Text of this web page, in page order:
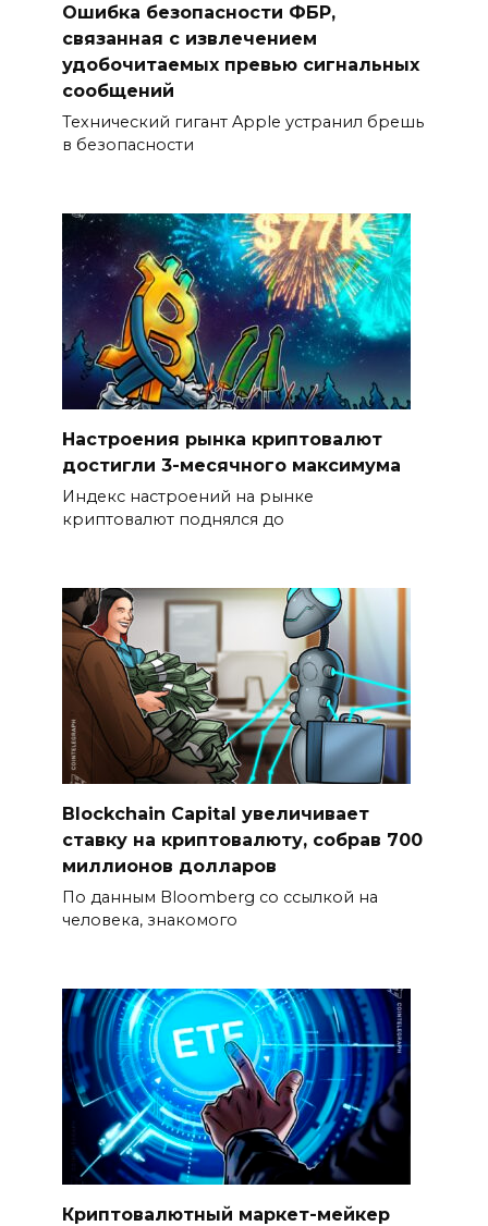
Ошибка безопасности ФБР,
связанная с извлечением
удобочитаемых превью сигнальных
сообщений
Технический гигант Apple устранил брешь
в безопасности
Настроения рынка криптовалют
достигли 3-месячного максимума
Индекс настроений на рынке
криптовалют поднялся до
Blockchain Capital увеличивает
ставку на криптовалюту, собрав 700
миллионов долларов
По данным Bloomberg со ссылкой на
человека, знакомого
Криптовалютный маркет-мейкер